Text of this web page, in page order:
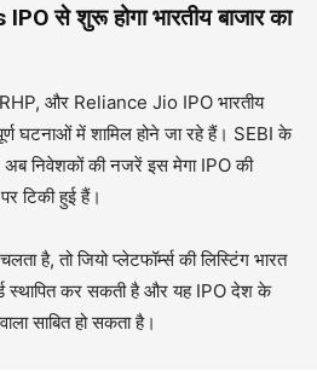
से शुरू होगा भारतीय बाजार का
और Reliance Jio IPO भारतीय
घटनाओं में शामिल होने जा रहे हैं। SEBI के
अब निवेशकों की नजरें इस मेगा IPO की
टिकी हुई हैं।
है, तो जियो प्लेटफॉर्म्स की लिस्टिंग भारत
स्थापित कर सकती है और यह IPO देश के
साबित हो सकता है।